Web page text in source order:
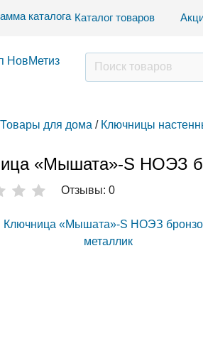
Каталог товаров
Товары для дома / Ключницы
«Мышата»-S НОЭЗ
Отзывы: 0